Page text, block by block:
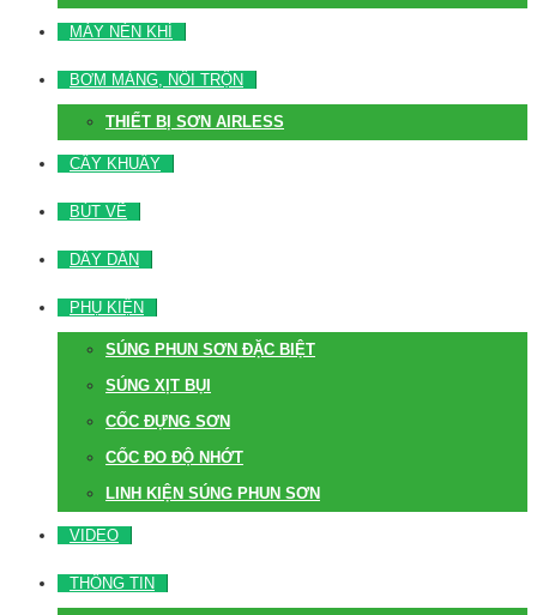
MÁY NÉN KHÍ
BƠM MÀNG, NỒI TRỘN
THIẾT BỊ SƠN AIRLESS
CÂY KHUẤY
BÚT VẼ
DÂY DẪN
PHỤ KIỆN
SÚNG PHUN SƠN ĐẶC BIỆT
SÚNG XỊT BỤI
CỐC ĐỰNG SƠN
CỐC ĐO ĐỘ NHỚT
LINH KIỆN SÚNG PHUN SƠN
VIDEO
THÔNG TIN